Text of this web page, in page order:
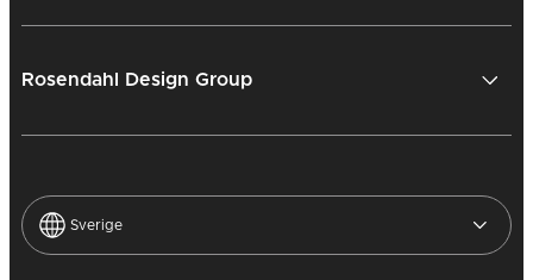
Rosendahl Design Group
Sverige